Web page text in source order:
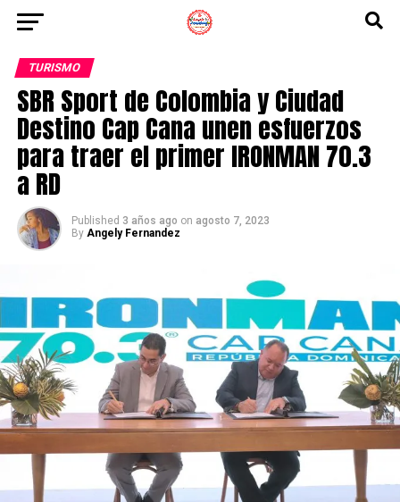
TURISMO
SBR Sport de Colombia y Ciudad
Destino Cap Cana unen esfuerzos
para traer el primer IRONMAN 70.3
a RD
Published 3 años ago on agosto 7, 2023
By Angely Fernandez